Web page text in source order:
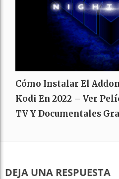
Cómo Instalar El
Kodi En 2022 – Ver
TV Y Documentales
DEJA UNA RESPUESTA